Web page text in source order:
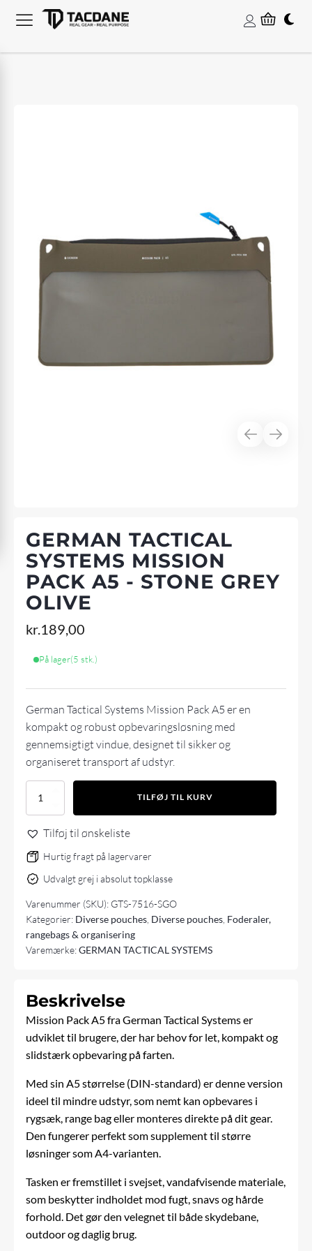
GERMAN TACTICAL
SYSTEMS MISSION
PACK A5 - STONE GREY
OLIVE
kr.189,00
På lager(5 stk.)
German Tactical Systems Mission Pack A5 er en
kompakt og robust opbevaringsløsning med
gennemsigtigt vindue, designet til sikker og
organiseret transport af udstyr.
GERMAN
SYSTEMS
Mission
A5
Stone
Grey
antal
TILFØJ TIL KURV
Tilføj til ønskeliste
Hurtig fragt på lagervarer
Udvalgt grej i absolut topklasse
Varenummer (SKU): GTS-7516-SGO
Kategorier: Diverse pouches Diverse pouches Foderaler,
rangebags & organisering
Varemærke:GERMAN TACTICAL SYSTEMS
Beskrivelse
Mission Pack A5 fraGerman Tactical Systemser
udviklet til brugere, der har behov for let, kompakt og
slidstærk opbevaring på farten.
Med sin A5 størrelse (DIN-standard) er denne version
ideel til mindre udstyr, som nemt kan opbevares i
rygsæk, range bag eller monteres direkte på dit gear.
Den fungerer perfekt som supplement til større
løsninger som A4-varianten.
Tasken er fremstillet i svejset, vandafvisende materiale,
som beskytter indholdet mod fugt, snavs og hårde
forhold. Det gør den velegnet til både skydebane,
outdoor og daglig brug.